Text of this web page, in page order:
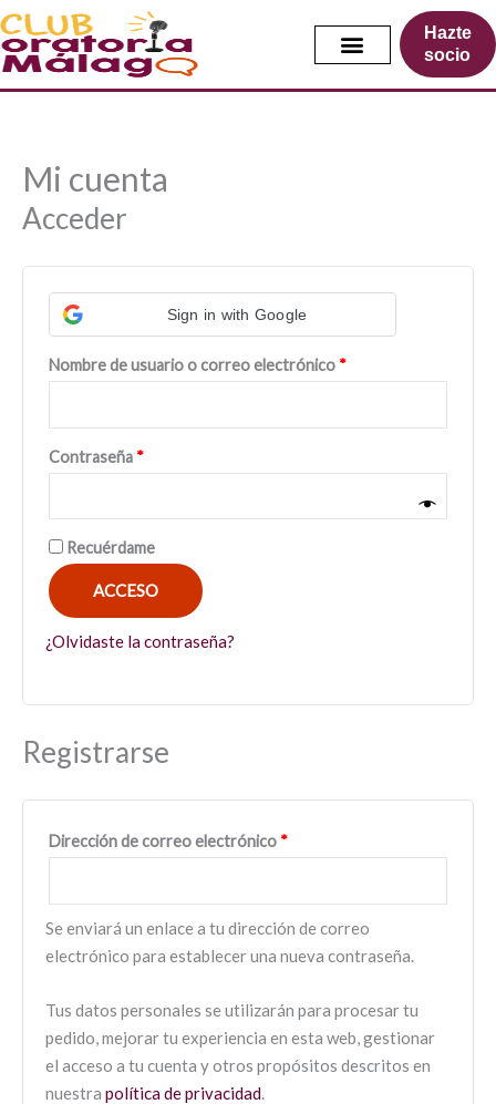
Ir
al
contenido
Hazte
socio
Mi cuenta
Acceder
Sign in with Google
Nombre de usuario o correo electrónico *
Contraseña *
Obligatorio
Recuérdame
ACCESO
¿Olvidaste la contraseña?
Registrarse
Dirección de correo electrónico *
Se enviará un enlace a tu dirección de correo
electrónico para establecer una nueva contraseña.
Tus datos personales se utilizarán para procesar tu
pedido, mejorar tu experiencia en esta web, gestionar
el acceso a tu cuenta y otros propósitos descritos en
nuestra política de privacidad